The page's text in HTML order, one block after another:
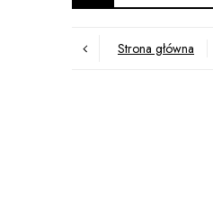
Strona główna